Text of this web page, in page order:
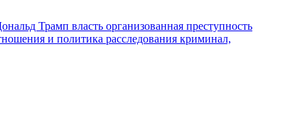
Трамп власть организованная преступность
и политика расследования криминал,